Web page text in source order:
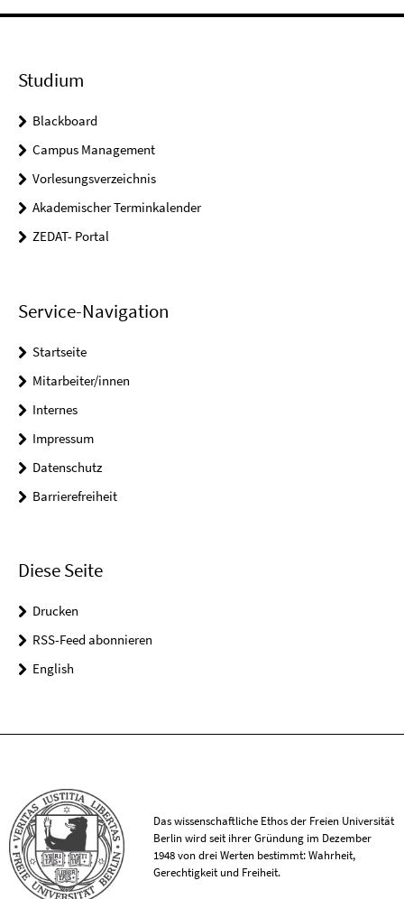
Studium
Blackboard
Campus Management
Vorlesungsverzeichnis
Akademischer Terminkalender
ZEDAT- Portal
Service-Navigation
Startseite
Mitarbeiter/innen
Internes
Impressum
Datenschutz
Barrierefreiheit
Diese Seite
Drucken
RSS-Feed abonnieren
English
Das wissenschaftliche Ethos der Freien Universität
Berlin wird seit ihrer Gründung im Dezember
1948 von drei Werten bestimmt: Wahrheit,
Gerechtigkeit und Freiheit.